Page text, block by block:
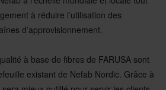
à réduire l’utilisation des
d’approvisionnement.
à base de fibres de FARUSA sont
existant de Nefab Nordic. Grâce à